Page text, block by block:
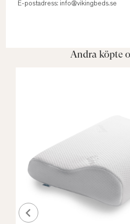
E-postadress: info@vikingbeds.se
Andra köpte